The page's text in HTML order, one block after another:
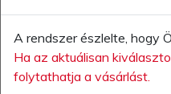
7355 Nagymányok
MAGYARORSZÁG
A rendszer észlelte, hogy
Ha az aktuálisan
folytathatja a vásárlást.